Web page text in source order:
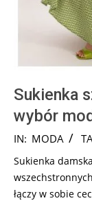
Sukienka
wybór
2024-
05
IN: MODA
Sukienka
łączy w sobie